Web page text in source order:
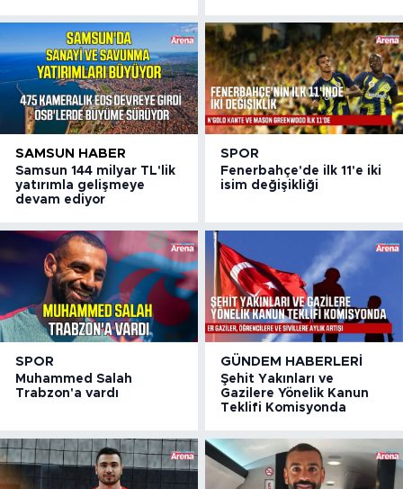
SAMSUN HABER
Samsun 144 milyar TL'lik
yatırımla gelişmeye
devam ediyor
SPOR
Fenerbahçe'de ilk 11'e iki
isim değişikliği
SPOR
Muhammed Salah
Trabzon'a vardı
GÜNDEM HABERLERI
Şehit Yakınları ve
Gazilere Yönelik Kanun
Teklifi Komisyonda